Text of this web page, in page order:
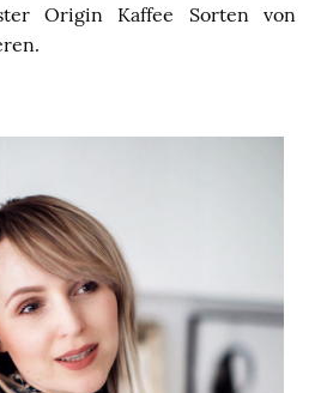
Origin Kaffee Sorten von